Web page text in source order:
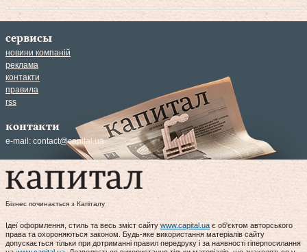
сервисы
новини компаній
реклама
контакти
правила
rss
контакти
e-mail: contact@capital.ua
Бізнес починається з Капіталу
Ідеї оформлення, стиль та весь зміст сайту www.capital.uaє об'єктом авторського
права та охороняються законом. Будь-яке використання матеріалів сайту
допускається тільки при дотриманні правил передруку і за наявності гіперпосилання